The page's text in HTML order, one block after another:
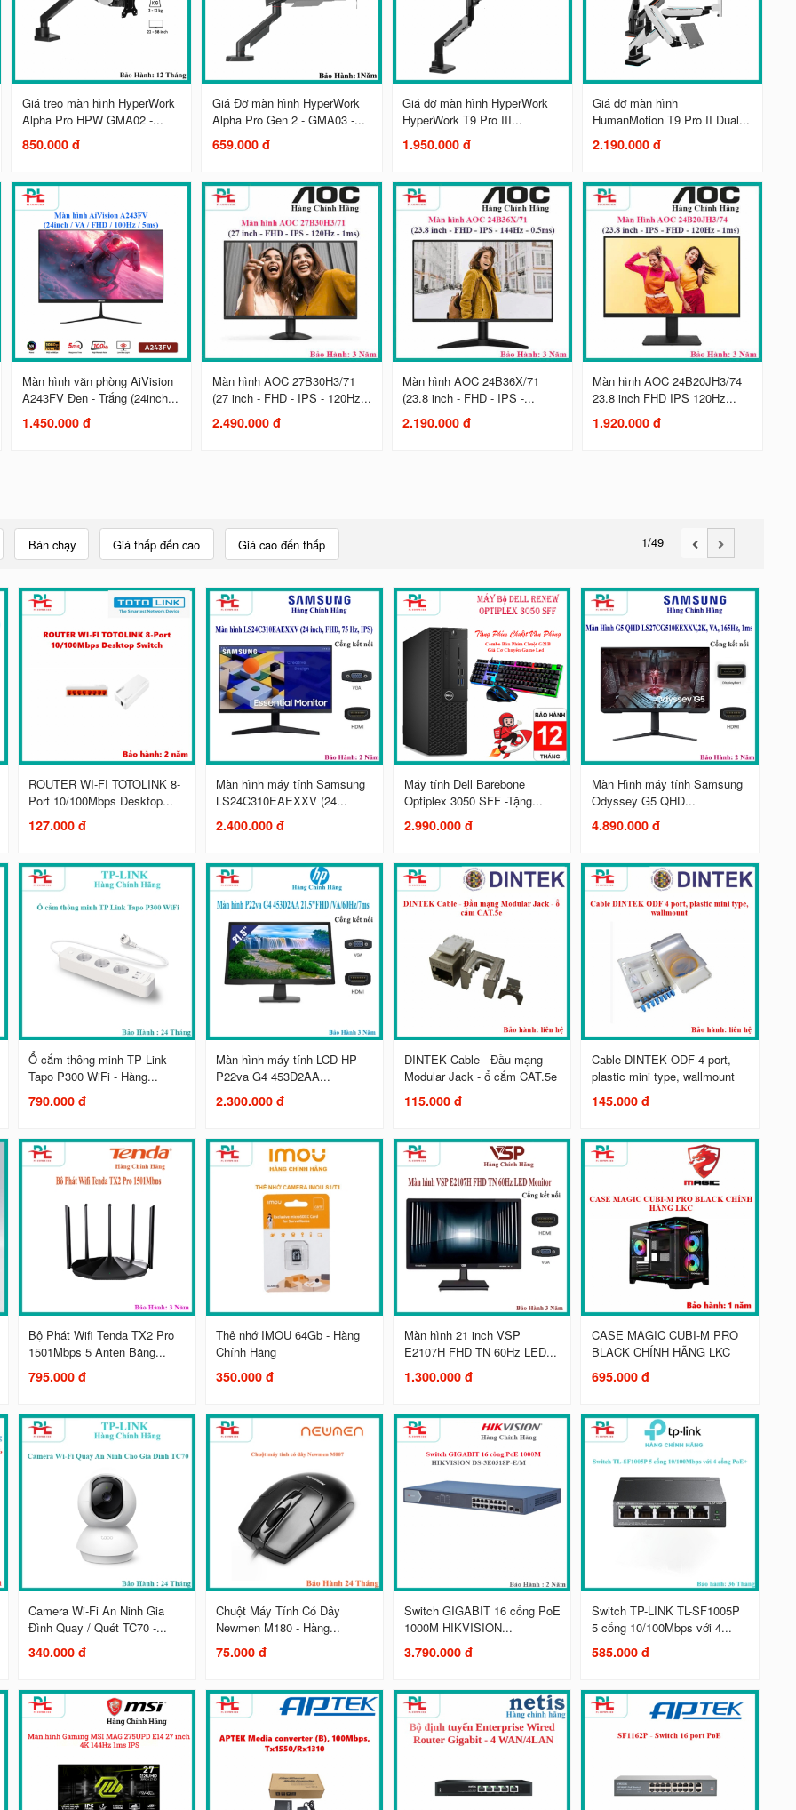
Giá treo màn hình HyperWork
Alpha Pro HPW GMA02 -...
850.000 đ
Giá Đỡ màn hình HyperWork
Alpha Pro Gen 2 - GMA03 -...
659.000 đ
Giá đỡ màn hình HyperWork
HyperWork T9 Pro III...
1.950.000 đ
Giá đỡ màn hình
HumanMotion T9 Pro II Dual...
2.190.000 đ
Màn hình văn phòng AiVision
A243FV Đen - Trắng (24inch...
1.450.000 đ
Màn hình AOC 27B30H3/71
(27 inch - FHD - IPS - 120Hz...
2.490.000 đ
Màn hình AOC 24B36X/71
(23.8 inch - FHD - IPS -...
2.190.000 đ
Màn hình AOC 24B20JH3/74
23.8 inch FHD IPS 120Hz...
1.920.000 đ
Bán chạy Giá thấp đến cao Giá cao đến thấp 1/49
ROUTER WI-FI TOTOLINK 8-
Port 10/100Mbps Desktop...
127.000 đ
Màn hình máy tính Samsung
LS24C310EAEXXV (24...
2.400.000 đ
Máy tính Dell Barebone
Optiplex 3050 SFF -Tặng...
2.990.000 đ
Màn Hình máy tính Samsung
Odyssey G5 QHD...
4.890.000 đ
Ổ cắm thông minh TP Link
Tapo P300 WiFi - Hàng...
790.000 đ
Màn hình máy tính LCD HP
P22va G4 453D2AA...
2.300.000 đ
DINTEK Cable - Đầu mạng
Modular Jack - ổ cắm CAT.5e
115.000 đ
Cable DINTEK ODF 4 port,
plastic mini type, wallmount
145.000 đ
Bộ Phát Wifi Tenda TX2 Pro
1501Mbps 5 Anten Băng...
795.000 đ
Thẻ nhớ IMOU 64Gb - Hàng
Chính Hãng
350.000 đ
Màn hình 21 inch VSP
E2107H FHD TN 60Hz LED...
1.300.000 đ
CASE MAGIC CUBI-M PRO
BLACK CHÍNH HÃNG LKC
695.000 đ
Camera Wi-Fi An Ninh Gia
Đình Quay / Quét TC70 -...
340.000 đ
Chuột Máy Tính Có Dây
Newmen M180 - Hàng...
75.000 đ
Switch GIGABIT 16 cổng PoE
1000M HIKVISION...
3.790.000 đ
Switch TP-LINK TL-SF1005P
5 cổng 10/100Mbps với 4...
585.000 đ